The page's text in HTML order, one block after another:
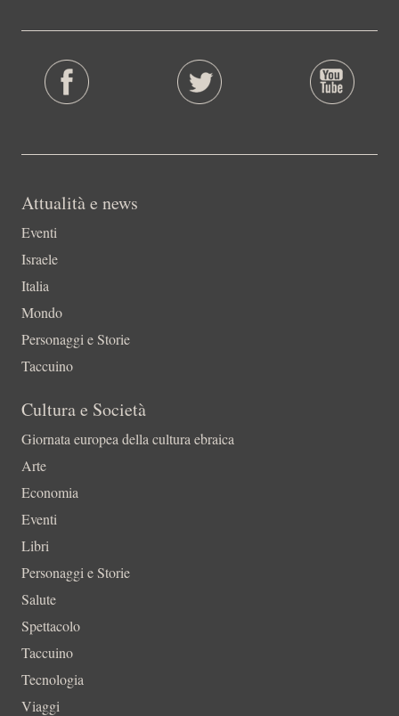
Attualità e news
Eventi
Israele
Italia
Mondo
Personaggi e Storie
Taccuino
Cultura e Società
Giornata europea della cultura ebraica
Arte
Economia
Eventi
Libri
Personaggi e Storie
Salute
Spettacolo
Taccuino
Tecnologia
Viaggi